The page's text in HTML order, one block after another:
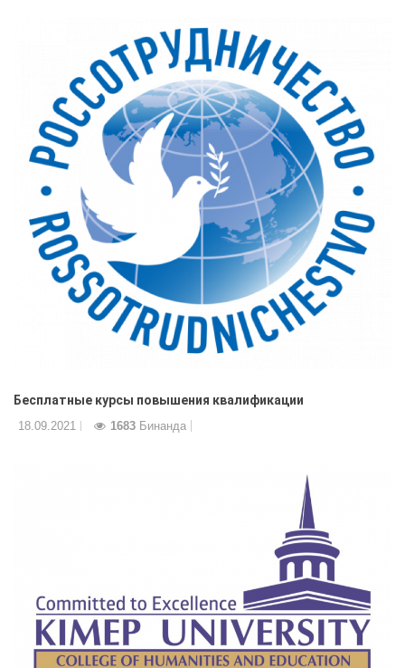
Бесплатные курсы повышения квалификации
18.09.2021 1683 Бинанда